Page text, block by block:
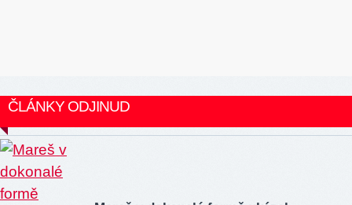
ČLÁNKY ODJINUD